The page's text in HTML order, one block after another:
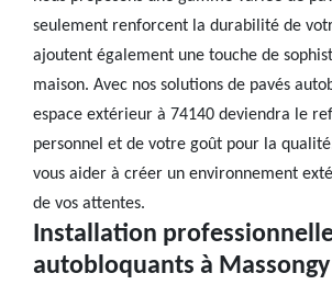
seulement renforcent la durabilité de
ajoutent également une touche de
maison. Avec nos solutions de pavés
espace extérieur à 74140 deviendra le
personnel et de votre goût pour la
vous aider à créer un environnement
de vos attentes.
Installation
autobloquants à Massongy